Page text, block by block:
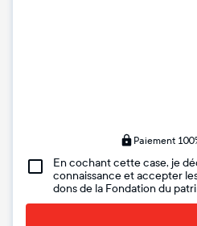
Paiement
En cochant cette case, je
connaissance et accepter
dons de la Fondation du